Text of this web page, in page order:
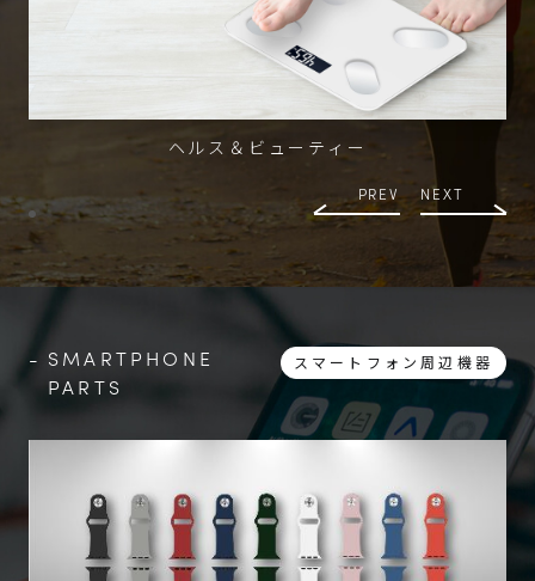
ヘルス＆ビューティー
PREV NEXT
SMARTPHONE
PARTS
スマートフォン周辺機器